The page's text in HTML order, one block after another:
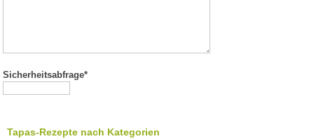
Sicherheitsabfrage*
Tapas-Rezepte nach Kategorien